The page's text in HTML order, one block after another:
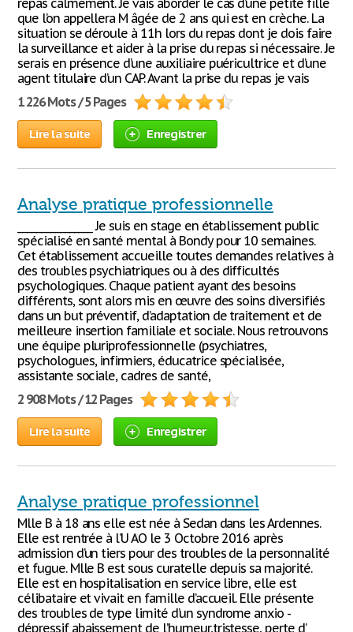
repas calmement. Je vais aborder le cas d’une petite fille
que l’on appellera M âgée de 2 ans qui est en crèche. La
situation se déroule à 11h lors du repas dont je dois faire
la surveillance et aider à la prise du repas si nécessaire. Je
serais en présence d’une auxiliaire puéricultrice et d’une
agent titulaire d’un CAP. Avant la prise du repas je vais
1 226 Mots / 5 Pages
Lire la suite Enregistrer
Analyse pratique professionnelle
________________ Je suis en stage en établissement public
spécialisé en santé mental à Bondy pour 10 semaines.
Cet établissement accueille toutes demandes relatives à
des troubles psychiatriques ou à des difficultés
psychologiques. Chaque patient ayant des besoins
différents, sont alors mis en œuvre des soins diversifiés
dans un but préventif, d’adaptation de traitement et de
meilleure insertion familiale et sociale. Nous retrouvons
une équipe pluriprofessionnelle (psychiatres,
psychologues, infirmiers, éducatrice spécialisée,
assistante sociale, cadres de santé,
2 908 Mots / 12 Pages
Lire la suite Enregistrer
Analyse pratique professionnel
Mlle B à 18 ans elle est née à Sedan dans les Ardennes.
Elle est rentrée à l’U AO le 3 Octobre 2016 après
admission d’un tiers pour des troubles de la personnalité
et fugue. Mlle B est sous curatelle depuis sa majorité.
Elle est en hospitalisation en service libre, elle est
célibataire et vivait en famille d’accueil. Elle présente
des troubles de type limité d’un syndrome anxio -
dépressif abaissement de l’humeur,tristesse, perte d’